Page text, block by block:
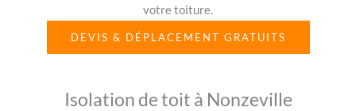
votre toiture.
DEVIS & DÉPLACEMENT GRATUITS
Isolation de toit à Nonzeville